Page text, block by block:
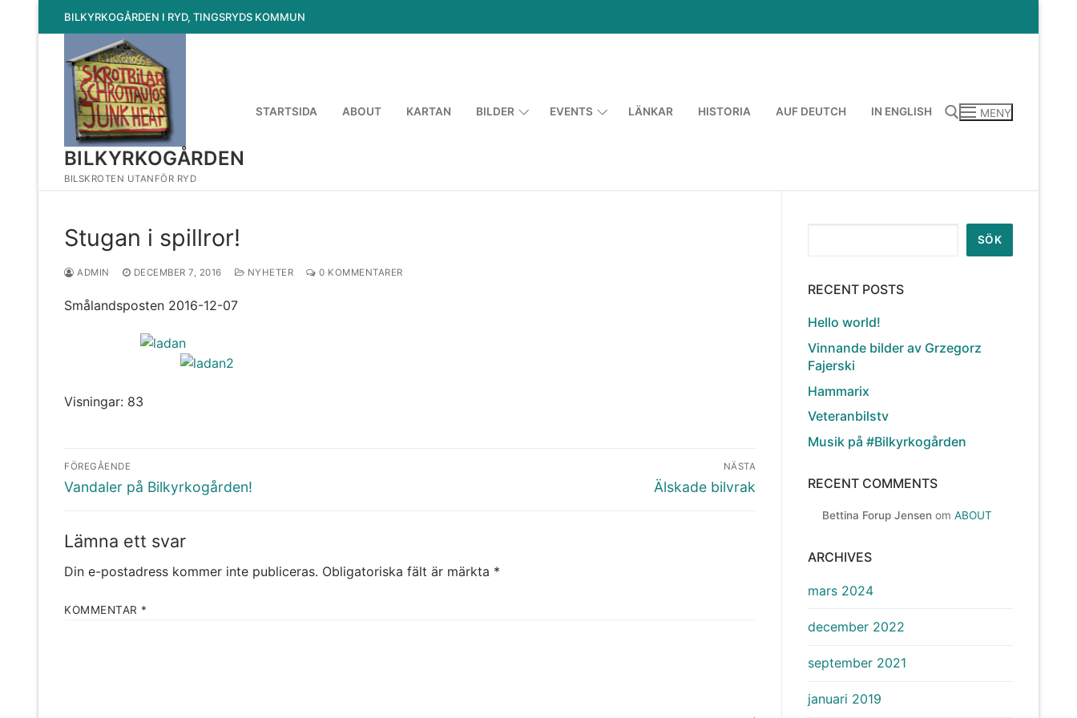
HoppaBILKYRKOGÅRDEN I RYD, TINGSRYDS KOMMUN
BILKYRKOGÅRDEN
BILSKROTEN UTANFÖR RYD
STARTSIDA ABOUT KARTAN BILDER EVENTS LÄNKAR HISTORIA AUF DEUTCH IN ENGLISH MENY
Stugan i spillror!
ADMIN DECEMBER 7, 2016 NYHETER 0 KOMMENTARER
Smålandsposten 2016-12-07
Visningar: 83
Inläggsnavigering
FÖREGÅENDE
Föregående
Vandaler på Bilkyrkogården!
NÄSTA
Nästa
Älskade bilvrak
Lämna ett svar
Din e-postadress kommer inte publiceras. Obligatoriska fält är märkta *
KOMMENTAR *
SÖK
RECENT POSTS
Hello world!
Vinnande bilder av Grzegorz
Fajerski
Hammarix
Veteranbilstv
Musik på #Bilkyrkogården
RECENT COMMENTS
Bettina Forup Jensen om ABOUT
ARCHIVES
mars 2024
december 2022
september 2021
januari 2019